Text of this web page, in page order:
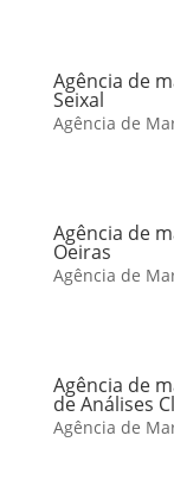
Agência de
Seixal
Agência de
Agência de
Oeiras
Agência de
Agência de
de Análises
Agência de